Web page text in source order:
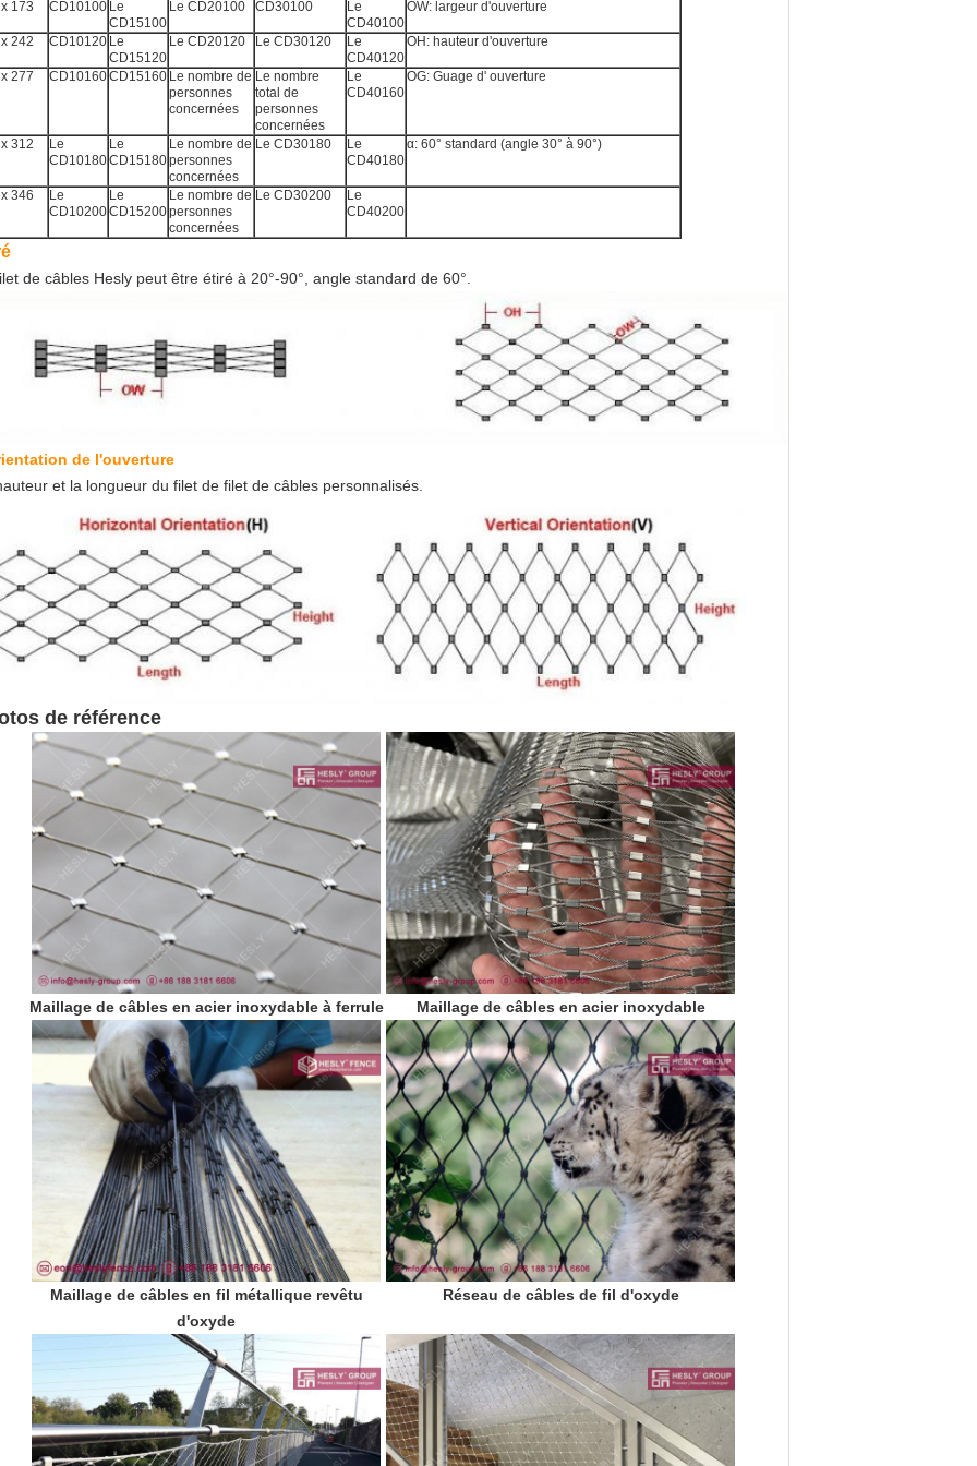
173 CD10100 Le
CD15100
Le CD20100 CD30100
Le
CD40100
OW: largeur d'ouverture
242 CD10120 Le
CD15120
Le CD20120 Le CD30120
Le
CD40120
OH: hauteur d'ouverture
277 CD10160CD15160 Le nombre de
personnes
concernées
Le nombre
total de
personnes
concernées
Le
CD40160
OG: Guage d' ouverture
312
Le
CD10180
Le
CD15180
Le nombre de
personnes
concernées
Le CD30180
Le
CD40180
α: 60° standard (angle 30° à 90°)
346
Le
CD10200
Le
CD15200
Le nombre de
personnes
concernées
Le CD30200
Le
CD40200
de câbles Hesly peut être étiré à 20°-90°, angle standard de 60°.
de l'ouverture
et la longueur du filet de filet de câbles personnalisés.
de référence
Maillage de câbles en acier inoxydable à ferrule Maillage de câbles en acier inoxydable
Maillage de câbles en fil métallique revêtu
d'oxyde
Réseau de câbles de fil d'oxyde